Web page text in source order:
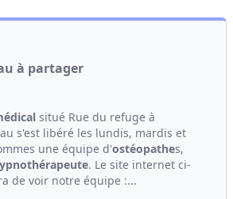
à partager
situé Rue du refuge à
s'est libéré les lundis, mardis et
une équipe d'ostéopathes,
thérapeute. Le site internet ci-
de voir notre équipe :...